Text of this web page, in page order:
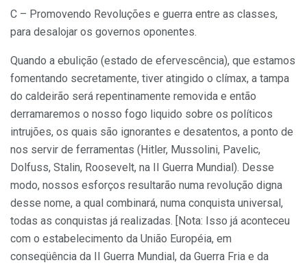
C – Promovendo Revoluções e guerra entre as classes,
para desalojar os governos oponentes.
Quando a ebulição (estado de efervescência), que estamos
fomentando secretamente, tiver atingido o clímax, a tampa
do caldeirão será repentinamente removida e então
derramaremos o nosso fogo liquido sobre os políticos
intrujões, os quais são ignorantes e desatentos, a ponto de
nos servir de ferramentas (Hitler, Mussolini, Pavelic,
Dolfuss, Stalin, Roosevelt, na II Guerra Mundial). Desse
modo, nossos esforços resultarão numa revolução digna
desse nome, a qual combinará, numa conquista universal,
todas as conquistas já realizadas. [Nota: Isso já aconteceu
com o estabelecimento da União Européia, em
conseqüência da II Guerra Mundial, da Guerra Fria e da